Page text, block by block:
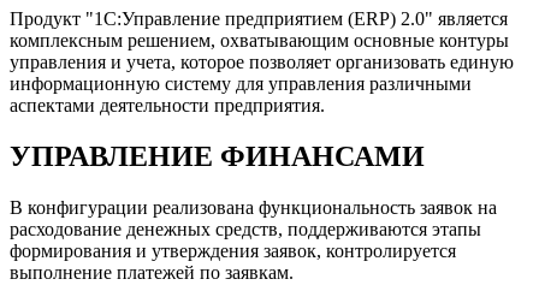
Продукт "1С:Управление предприятием (ERP) 2.0" является
комплексным решением, охватывающим основные контуры
управления и учета, которое позволяет организовать единую
информационную систему для управления различными
аспектами деятельности предприятия.
УПРАВЛЕНИЕ ФИНАНСАМИ
В конфигурации реализована функциональность заявок на
расходование денежных средств, поддерживаются этапы
формирования и утверждения заявок, контролируется
выполнение платежей по заявкам.